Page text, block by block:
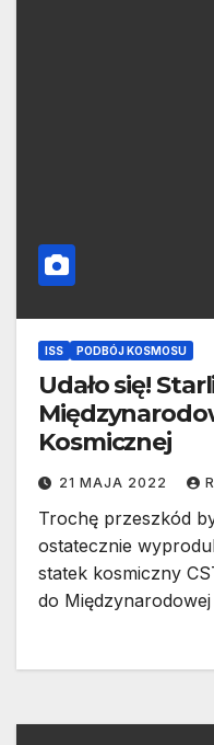
ISS PODBÓJ KOSMOSU
Udało się!
Kosmicznej
21 MAJA 2022
Trochę przeszkód
ostatecznie
statek kosmiczny
do